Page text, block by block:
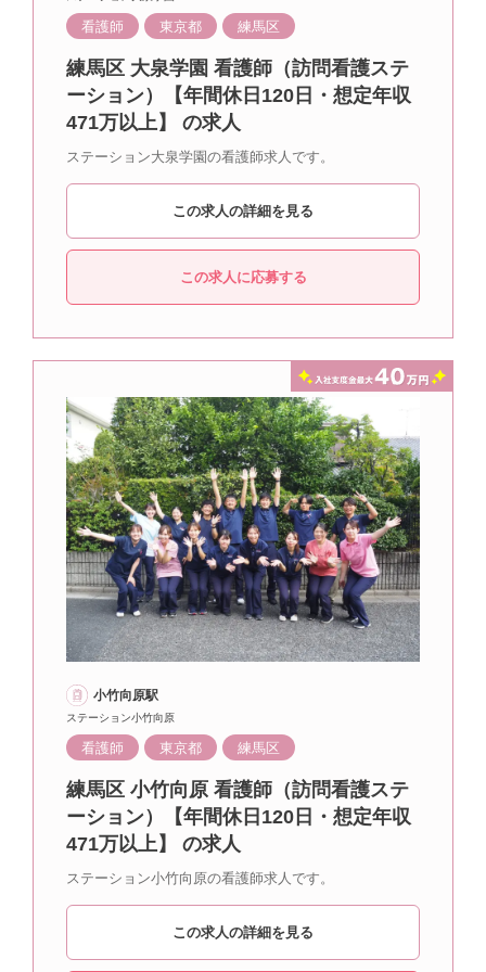
看護師 東京都 練馬区
練馬区 大泉学園 看護師（訪問看護ステ
ーション）【年間休日120日・想定年収
471万以上】 の求人
ステーション大泉学園の看護師求人です。
この求人の詳細を見る
この求人に応募する
小竹向原駅
ステーション小竹向原
看護師 東京都 練馬区
練馬区 小竹向原 看護師（訪問看護ステ
ーション）【年間休日120日・想定年収
471万以上】 の求人
ステーション小竹向原の看護師求人です。
この求人の詳細を見る